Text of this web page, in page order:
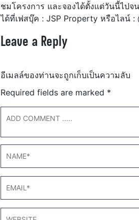
ชมโครงการ และจองได้ตั้งแต่วันนี้ไปจ
ได้ที่เฟสบุ๊ค : JSP Property หรือไลน์ :
Leave a Reply
อีเมลล์ของท่านจะถูกเก็บเป็นความลับ
Required fields are marked *